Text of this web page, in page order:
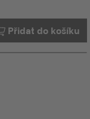
Přidat do košíku
ve vašem